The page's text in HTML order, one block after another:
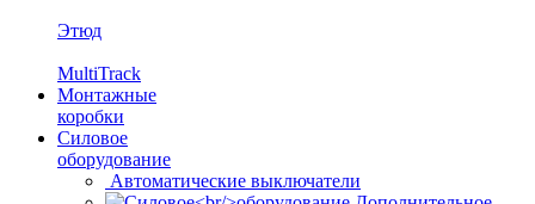
Этюд
MultiTrack
Монтажные
коробки
Силовое
оборудование
Автоматические выключатели